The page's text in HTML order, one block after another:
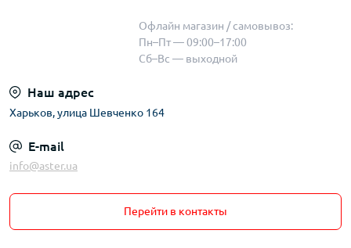
Офлайн магазин / самовывоз:
Пн–Пт — 09:00–17:00
Сб–Вс — выходной
Наш адрес
Харьков, улица Шевченко 164
E-mail
info@aster.ua
Перейти в контакты